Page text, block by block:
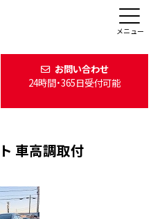
メニュー
お問い合わせ
24時間・365日受付可能
【滋賀】ワーゲン パサート 車高調取付
車高調取付